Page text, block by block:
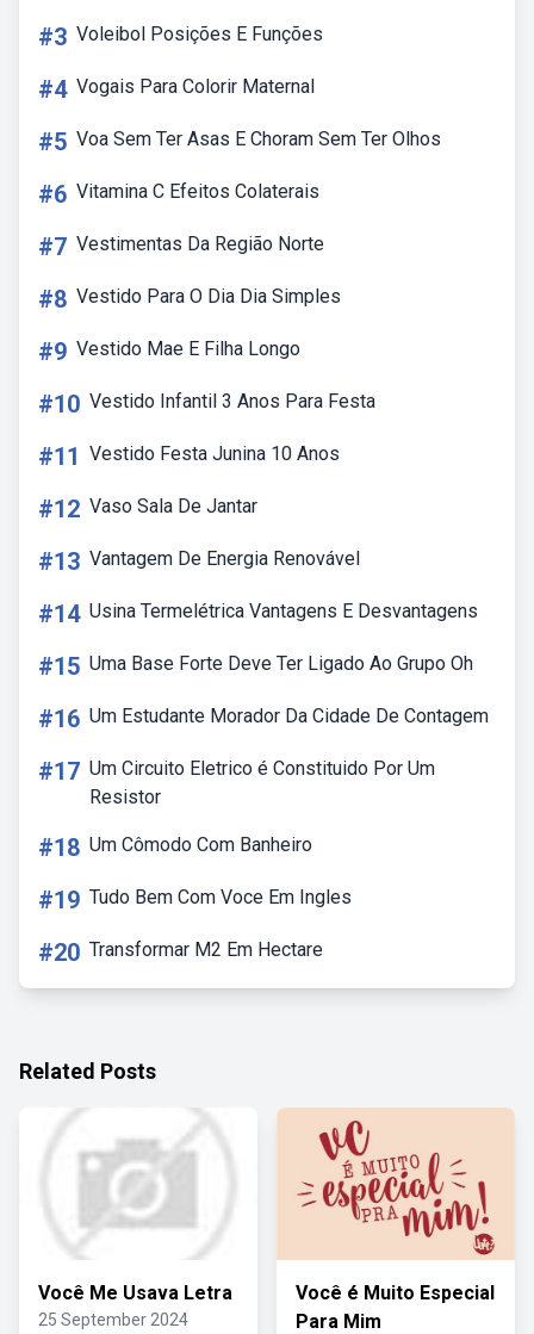
#3 Voleibol Posições E Funções
#4 Vogais Para Colorir Maternal
#5 Voa Sem Ter Asas E Choram Sem Ter Olhos
#6 Vitamina C Efeitos Colaterais
#7 Vestimentas Da Região Norte
#8 Vestido Para O Dia Dia Simples
#9 Vestido Mae E Filha Longo
#10 Vestido Infantil 3 Anos Para Festa
#11 Vestido Festa Junina 10 Anos
#12 Vaso Sala De Jantar
#13 Vantagem De Energia Renovável
#14 Usina Termelétrica Vantagens E Desvantagens
#15 Uma Base Forte Deve Ter Ligado Ao Grupo Oh
#16 Um Estudante Morador Da Cidade De Contagem
#17 Um Circuito Eletrico é Constituido Por Um
Resistor
#18 Um Cômodo Com Banheiro
#19 Tudo Bem Com Voce Em Ingles
#20 Transformar M2 Em Hectare
Related Posts
Você Me Usava Letra
25 September 2024
Você é Muito Especial
Para Mim